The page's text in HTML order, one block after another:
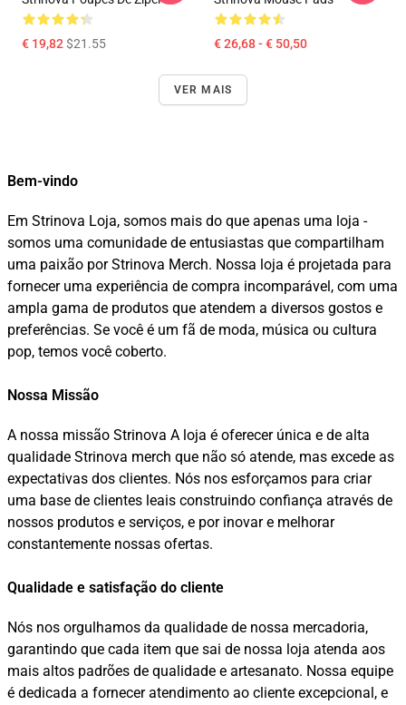
€ 19,82$21.55 € 26,68 - € 50,50
VER MAIS
Bem-vindo
Em Strinova Loja, somos mais do que apenas uma loja -
somos uma comunidade de entusiastas que compartilham
uma paixão por Strinova Merch. Nossa loja é projetada para
fornecer uma experiência de compra incomparável, com uma
ampla gama de produtos que atendem a diversos gostos e
preferências. Se você é um fã de moda, música ou cultura
pop, temos você coberto.
Nossa Missão
A nossa missão Strinova A loja é oferecer única e de alta
qualidade Strinova merch que não só atende, mas excede as
expectativas dos clientes. Nós nos esforçamos para criar
uma base de clientes leais construindo confiança através de
nossos produtos e serviços, e por inovar e melhorar
constantemente nossas ofertas.
Qualidade e satisfação do cliente
Nós nos orgulhamos da qualidade de nossa mercadoria,
garantindo que cada item que sai de nossa loja atenda aos
mais altos padrões de qualidade e artesanato. Nossa equipe
é dedicada a fornecer atendimento ao cliente excepcional, e